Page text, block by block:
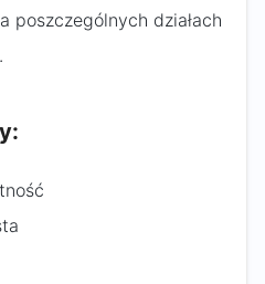
poszczególnych działach